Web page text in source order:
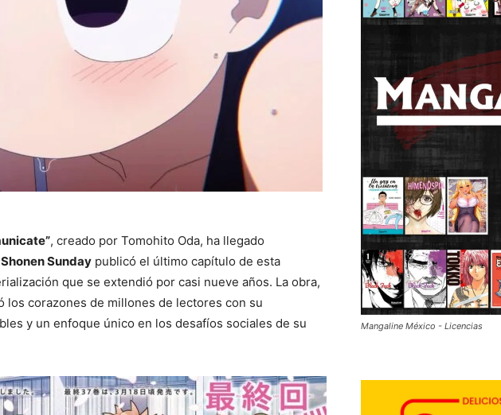
, creado por Tomohito Oda, ha llegado
Sunday publicó el último capítulo de esta
que se extendió por casi nueve años. La obra,
los corazones de millones de lectores con su
y un enfoque único en los desafíos sociales de su
Mangaline México - Licencias